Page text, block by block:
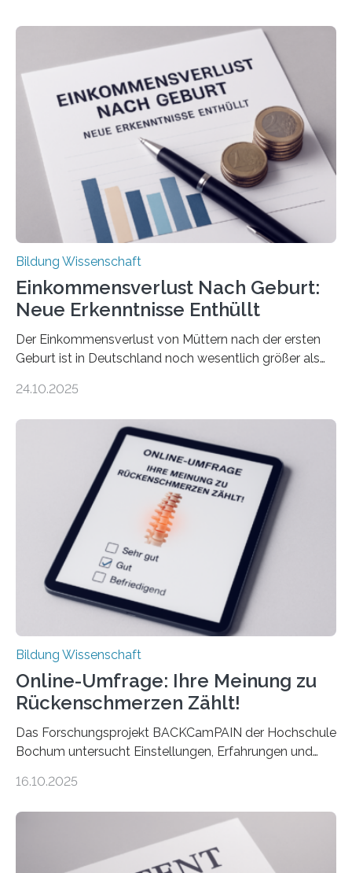
Bildung Wissenschaft
Einkommensverlust Nach Geburt:
Neue Erkenntnisse Enthüllt
Der Einkommensverlust von Müttern nach der ersten
Geburt ist in Deutschland noch wesentlich größer als
nach der Geburt durchschnittlich fast 30.000 Euro
langfristigen Auswirkungen auf Karriere und die spätere
Rente. Bisherige Schätzungen lagen bei rund 20.000
Euro und damit etwa 30 Prozent zu niedrig. Zu diesem
Ergebnis kommt eine neue Studie des ZEW Mannheim
mit der Universität Tilburg. „Werden Frauen unter 30
Jahren erstmals…
24.10.2025
Bildung Wissenschaft
Online-Umfrage: Ihre Meinung zu
Rückenschmerzen Zählt!
Das Forschungsprojekt BACKCamPAIN der Hochschule
Bochum untersucht Einstellungen, Erfahrungen und
gehören zu den häufigsten gesundheitlichen
Rückenschmerzen denken und welche Erfahrungen sie
damit gemacht haben, kann entscheidend
beeinflussen, wie Schmerzen verlaufen und welche
16.10.2025